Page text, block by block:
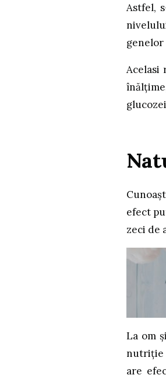
Astfel,
Acelasi
efect
zeci de
La om
nutriție
are